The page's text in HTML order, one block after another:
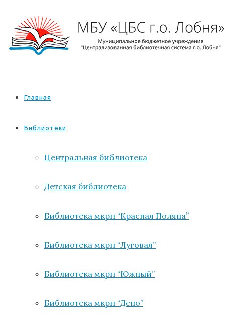
Главная
Библиотеки
Центральная библиотека
Детская библиотека
Библиотека мкрн “Красная Поляна”
Библиотека мкрн “Луговая”
Библиотека мкрн “Южный”
Библиотека мкрн “Депо”